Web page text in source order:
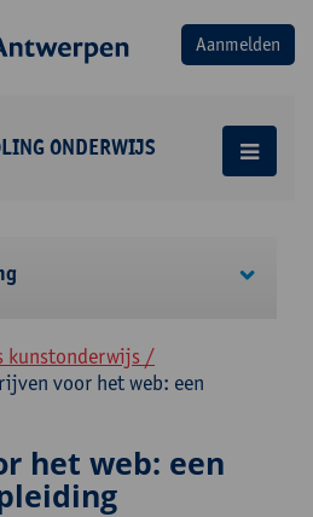
ONDERWIJS
kunstonderwijs /
voor het web: een
het web: een